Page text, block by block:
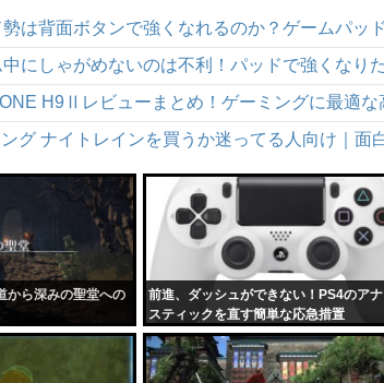
H9Ⅱレビューまとめ！ゲーミングに最適
グ ナイトレインを買うか迷ってる人向け｜面
から深みの聖堂への
前進、ダッシュができない！PS4のア
スティックを直す簡単な応急措置